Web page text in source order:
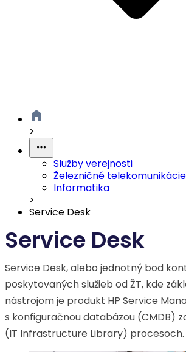
>
Služby verejnosti
Železničné telekomunikácie
Informatika
>
Service Desk
Service Desk
Service Desk, alebo jednotný bod
poskytovaných služieb od ŽT, kde
nástrojom je produkt HP Service
s konfiguračnou databázou (CMDB)
(IT Infrastructure Library) procesoch.